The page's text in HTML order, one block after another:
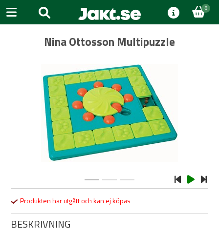
0
Nina Ottosson Multipuzzle
Previous
Produkten har utgått och kan ej köpas
BESKRIVNING